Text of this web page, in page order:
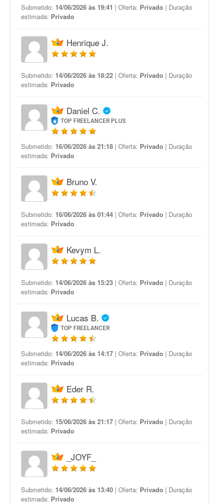
Submetido: 14/06/2026 às 19:41 | Oferta: Privado | Duração
estimada: Privado
Henrique J.
Submetido: 14/06/2026 às 18:22 | Oferta: Privado | Duração
estimada: Privado
Daniel C.
TOP FREELANCER PLUS
Submetido: 16/06/2026 às 21:18 | Oferta: Privado | Duração
estimada: Privado
Bruno V.
Submetido: 16/06/2026 às 01:44 | Oferta: Privado | Duração
estimada: Privado
Kevym L.
Submetido: 14/06/2026 às 15:23 | Oferta: Privado | Duração
estimada: Privado
Lucas B.
TOP FREELANCER
Submetido: 14/06/2026 às 14:17 | Oferta: Privado | Duração
estimada: Privado
Eder R.
Submetido: 15/06/2026 às 21:17 | Oferta: Privado | Duração
estimada: Privado
_JOYF_
Submetido: 14/06/2026 às 13:40 | Oferta: Privado | Duração
estimada: Privado